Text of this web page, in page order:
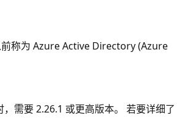
称为 Azure Active Directory (Azure
需要 2.26.1 或更高版本。 若要详细了